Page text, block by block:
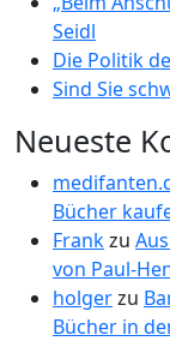
Seidl
Die Politik
Sind Sie
Neueste
Bücher
Frankzu
von Paul-
holgerzu
Bücher in